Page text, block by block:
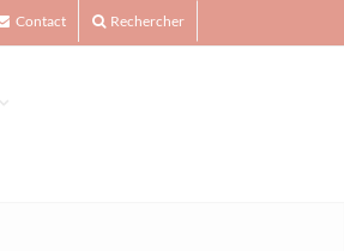
Contact Rechercher